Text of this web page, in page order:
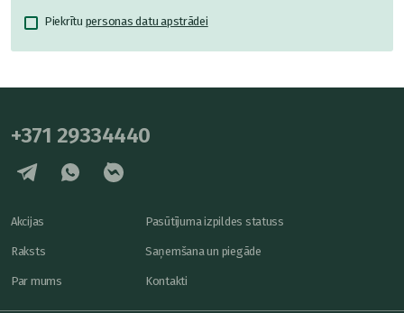
Piekrītu personas datu apstrādei
+371 29334440
Akcijas
Raksts
Par mums
Pasūtījuma izpildes statuss
Saņemšana un piegāde
Kontakti